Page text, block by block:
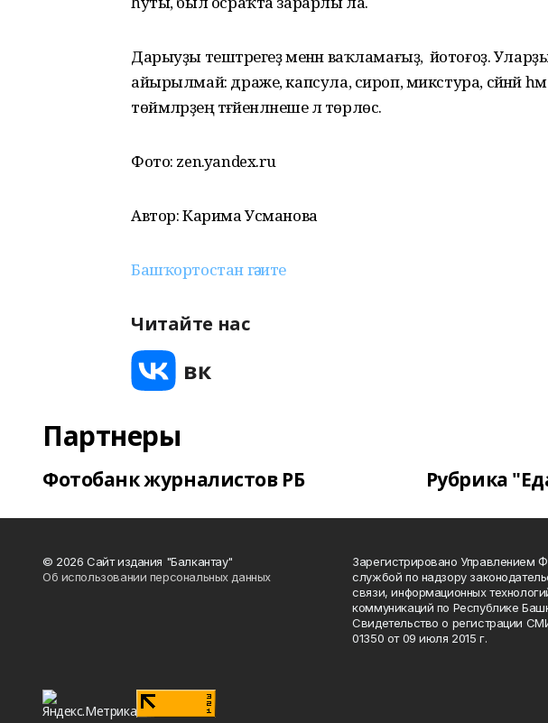
Дарыуҙы тештәрегеҙ менән ваҡламағыҙ, ә йотоғоҙ.
айырылмай: драже, капсула, сироп, микстура, сәйнәй
төймәләрҙең тәғәйенләнеше лә төрлөсә.
Фото: zen.yandex.ru
Автор: Карима Усманова
Башҡортостан гәзите
Читайте нас
Партнеры
Фотобанк журналистов РБ Рубрика
© 2026 Сайт издания "Балкантау"
Об использовании персональных данных
Зарегистрировано Управлением
службой по надзору
связи, информационных
коммуникаций по Республике
Свидетельство о регистрации
01350 от 09 июля 2015 г.